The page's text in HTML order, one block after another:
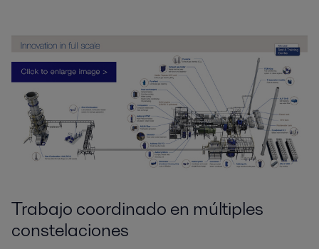
Trabajo coordinado en múltiples
constelaciones